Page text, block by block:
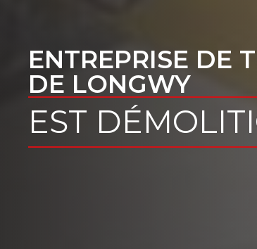
ENTREPRISE DE
DE LONGWY
EST